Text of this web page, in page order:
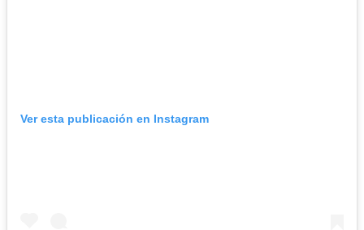
Ver esta publicación en Instagram